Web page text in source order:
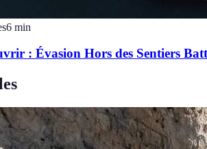
6 min
: Évasion Hors des Sentiers